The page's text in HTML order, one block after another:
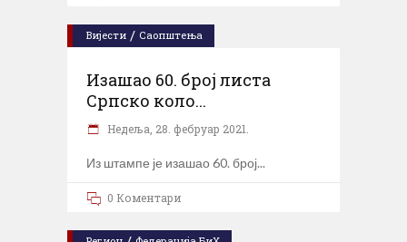
Вијести / Саопштења
Изашао 60. број листа
Српско коло...
Недеља, 28. фебруар 2021.
Из штампе је изашао 60. број
0 Коментари